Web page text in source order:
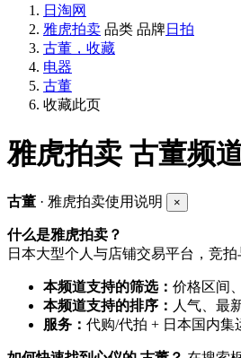
日淘网
雅虎拍卖 品类 品牌日拍
古董，收藏
电器
古董
收藏此页
雅虎拍卖 古董频
古董 · 雅虎拍卖使用说明 ×
什么是雅虎拍卖？
日本大型个人与店铺交易平台，竞
本频道支持的筛选： 价格区间
本频道支持的排序： 人气、最
服务： 代购/代拍 + 日本国内集